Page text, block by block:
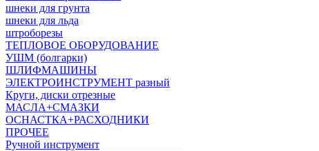
шнеки для грунта
шнеки для льда
штроборезы
ТЕПЛОВОЕ ОБОРУДОВАНИЕ
УШМ (болгарки)
ШЛИФМАШИНЫ
ЭЛЕКТРОИНСТРУМЕНТ разный
Круги, диски отрезные
МАСЛА+СМАЗКИ
ОСНАСТКА+РАСХОДНИКИ
ПРОЧЕЕ
Ручной инструмент